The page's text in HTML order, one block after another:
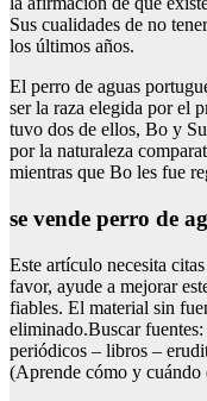
Sus cualidades de no
los últimos años.
El perro de aguas
ser la raza elegida por el
tuvo dos de ellos, Bo y
por la naturaleza
mientras que Bo les fue
se vende perro de
Este artículo necesita
favor, ayude a mejorar
fiables. El material sin
eliminado.Buscar
periódicos – libros –
(Aprende cómo y cuándo